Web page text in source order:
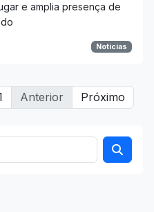
e amplia presença de
Noticias
Anterior Próximo